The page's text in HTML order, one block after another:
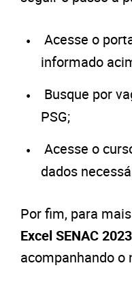
Acesse o
informado
Busque por
PSG;
Acesse o
dados
Por fim, para
Excel SENAC
acompanhando o